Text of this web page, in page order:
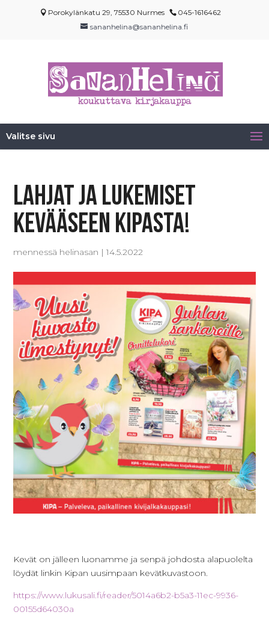
Porokylänkatu 29, 75530 Nurmes
045-1616462
sananhelina@sananhelina.fi
Valitse sivu
Lahjat ja Lukemiset
kevääseen Kipasta!
mennessä helinasan |14.5.2022
Kevät on jälleen luonamme ja senpä johdosta alapuolelta
löydät linkin Kipan uusimpaan kevätkuvastoon.
https://www.lukusali.fi/reader/5014a6b2-b5a3-11ec-9936-
00155d64030a